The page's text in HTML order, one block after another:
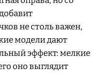
не столь важен,
модели дают
эффект: мелкие
оно выглядит